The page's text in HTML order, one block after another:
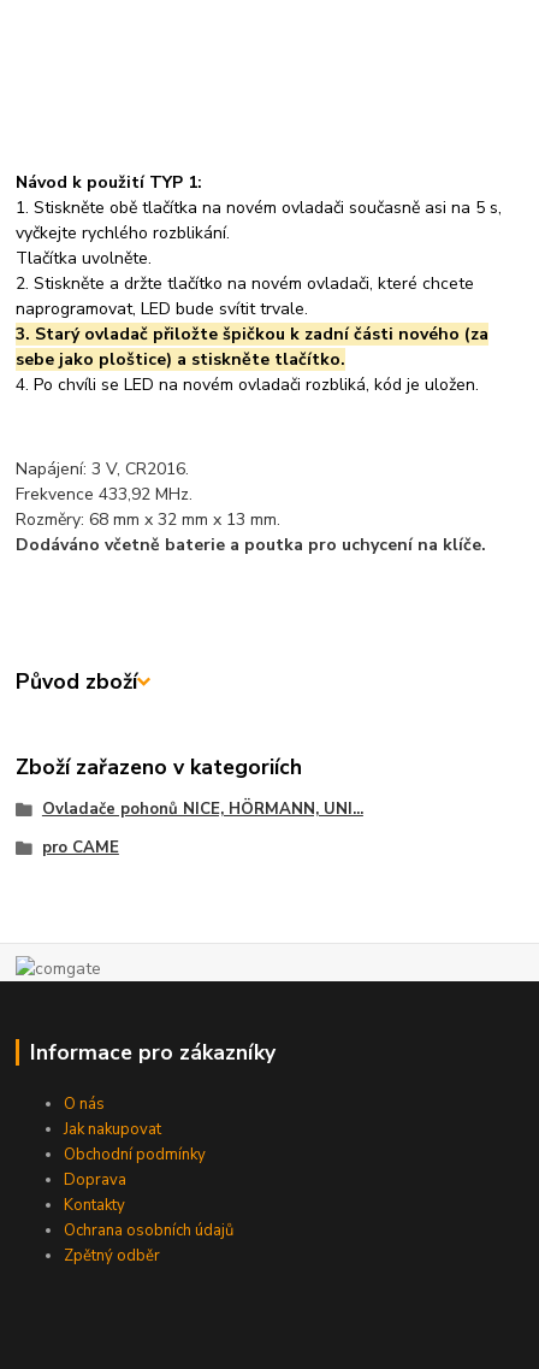
Návod k použití TYP 1:
1. Stiskněte obě tlačítka na novém ovladači současně asi na 5 s,
vyčkejte rychlého rozblikání.
Tlačítka uvolněte.
2. Stiskněte a držte tlačítko na novém ovladači, které chcete
naprogramovat, LED bude svítit trvale.
3. Starý ovladač přiložte špičkou k zadní části nového (za
sebe jako ploštice) a stiskněte tlačítko.
4. Po chvíli se LED na novém ovladači rozbliká, kód je uložen.
Napájení: 3 V, CR2016.
Frekvence 433,92 MHz.
Rozměry: 68 mm x 32 mm x 13 mm.
Dodáváno včetně baterie a poutka pro uchycení na klíče.
Původ zboží
Zboží zařazeno v kategoriích
Ovladače pohonů NICE, HÖRMANN, UNI...
pro CAME
Informace pro zákazníky
O nás
Jak nakupovat
Obchodní podmínky
Doprava
Kontakty
Ochrana osobních údajů
Zpětný odběr